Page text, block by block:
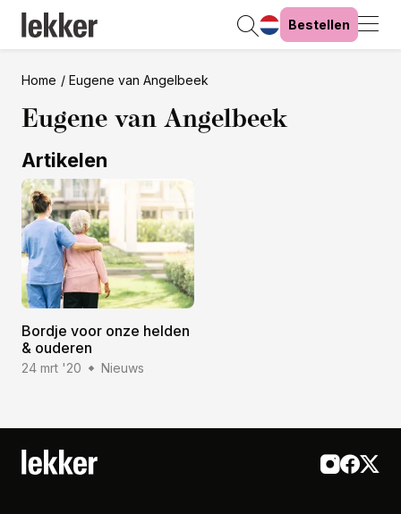
Bestellen
Home Eugene van Angelbeek
Eugene van Angelbeek
Artikelen
Bordje voor onze helden
& ouderen
24 mrt '20 Nieuws